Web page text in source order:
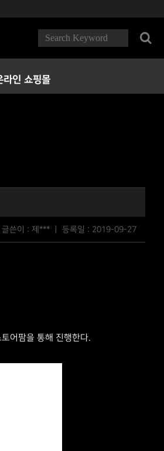
라인 쇼핑몰
글쓴이 : 제*** ㅣ 등록일 : 2019-09-27
어팜을 통해 진행한다.